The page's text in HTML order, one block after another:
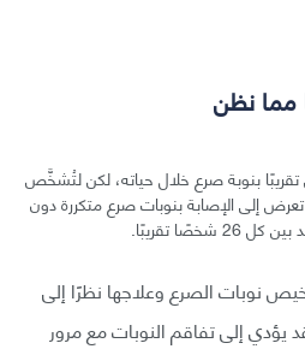
مما نظن
كل 10 أشخاص تقريبًا بنوبة صرع خلال حياته، لكن لتُشخَّص
إلى الإصابة بنوبات صرع متكررة دون
تقريبًا.
نوبات الصرع وعلاجها نظرًا إلى
يؤدي إلى تفاقم النوبات مع مرور